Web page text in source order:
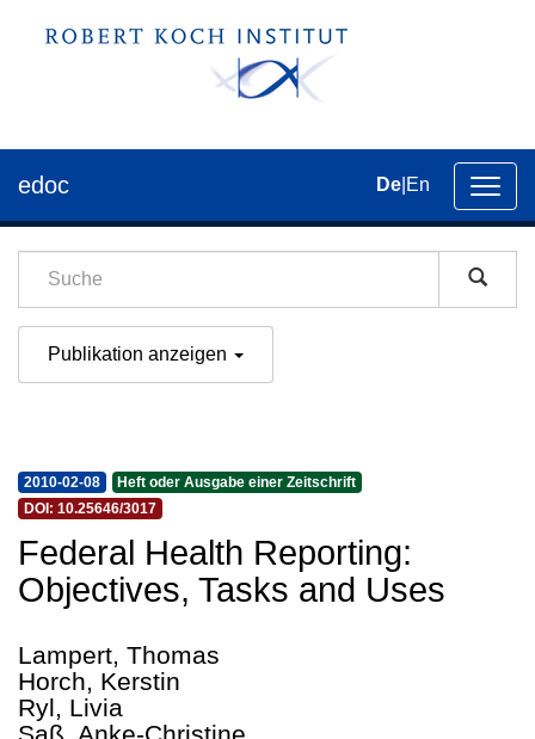
der
edoc De En
Publikation anzeigen
2010-02-08
Heft oder Ausgabe einer Zeitschrift
DOI: 10.25646/3017
Federal Health Reporting:
Objectives, Tasks and Uses
Lampert, Thomas
Horch, Kerstin
Ryl, Livia